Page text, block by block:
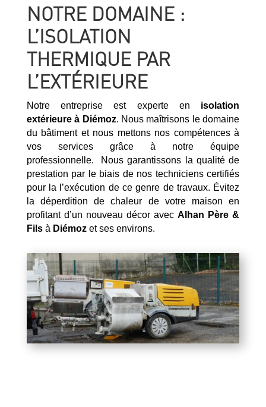
NOTRE DOMAINE :
L’ISOLATION
THERMIQUE PAR
L’EXTÉRIEURE
Notre entreprise est experte en isolation
extérieure à Diémoz. Nous maîtrisons le domaine
du bâtiment et nous mettons nos compétences à
vos services grâce à notre équipe
professionnelle. Nous garantissons la qualité de
prestation par le biais de nos techniciens certifiés
pour la l’exécution de ce genre de travaux. Évitez
la déperdition de chaleur de votre maison en
profitant d’un nouveau décor avecAlhan Père &
Filsà Diémoz et ses environs.